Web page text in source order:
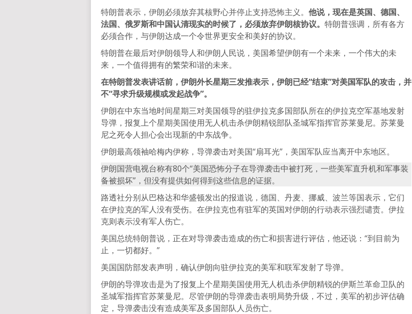
特朗普表示，伊朗必须放弃其核野心并停止支持恐怖主义。 他说，现在是英国、德国、
法国、俄罗斯和中国认清现实的时候了，必须放弃伊朗核协议。 特朗普强调，所有各方
必须合作，与伊朗达成一个令世界更安全和美好的协议。
特朗普在最后对伊朗领导人和伊朗人民说，美国希望伊朗有一个未来，一个伟大的未
来，一个值得拥有的繁荣和谐的未来。
在特朗普发表讲话前，伊朗外长星期三发推表示，伊朗已经“结束”对美国军队的攻击，并
不“寻求升级规模或发起战争”。
伊朗在中东当地时间星期三对美国领导的驻伊拉克多国部队所在的伊拉克空军基地发射
导弹，报复上个星期美国使用无人机击杀伊朗精锐部队圣城军指挥官苏莱曼尼。苏莱曼
尼之死令人担心会出现新的中东战争。
伊朗最高领袖哈梅内伊称，导弹袭击对美国“扇耳光”，美国军队应当离开中东地区。
伊朗国营电视台称有80个“美国恐怖分子在导弹袭击中被打死，一些美军直升机和军事装
备被损坏”，但没有提供如何得到这些信息的证据。
路透社分别从巴格达和华盛顿发出的报道说，德国、丹麦、挪威、波兰等国表示，它们
在伊拉克的军人没有受伤。在伊拉克也有驻军的英国对伊朗的行动表示强烈谴责。伊拉
克则表示没有军人伤亡。
美国总统特朗普说，正在对导弹袭击造成的伤亡和损害进行评估，他还说：“到目前为
止，一切都好。”
美国国防部发表声明，确认伊朗向驻伊拉克的美军和联军发射了导弹。
伊朗的导弹攻击是为了报复上个星期美国使用无人机击杀伊朗精锐的伊斯兰革命卫队的
圣城军指挥官苏莱曼尼。尽管伊朗的导弹袭击表明局势升级，不过，美军的初步评估确
定，导弹袭击没有造成美军及多国部队人员伤亡。